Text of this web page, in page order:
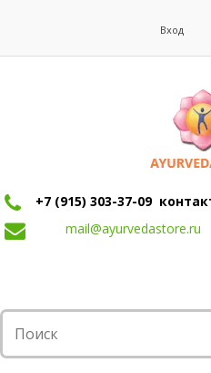
Вход
+7 (915) 303-37-09
mail@ayurvedastore.ru